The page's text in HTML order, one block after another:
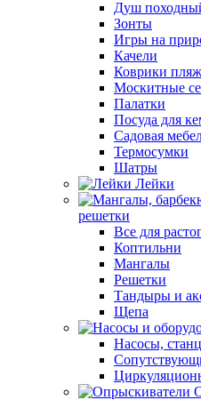
Душ
Зонты
Игры на
Качели
Коврики
Москитные
Палатки
Посуда для
Садовая
Термосумки
Шатры
Лейки
решетки
Все для
Коптильни
Мангалы
Решетки
Тандыры и
Щепа
Насосы,